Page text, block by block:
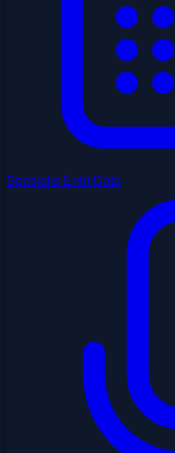
Spesialis Entri Data